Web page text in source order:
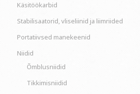
Käsitöökarbid
Stabilisaatorid, vliseliinid ja liimriided
Portatiivsed manekeenid
Niidid
Õmblusniidid
Tikkimisniidid